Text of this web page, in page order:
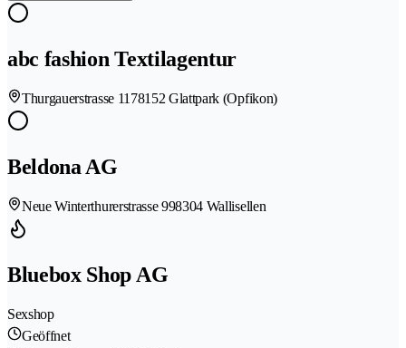
abc fashion Textilagentur
Thurgauerstrasse 1178152 Glattpark (Opfikon)
Beldona AG
Neue Winterthurerstrasse 998304 Wallisellen
Bluebox Shop AG
Sexshop
Geöffnet